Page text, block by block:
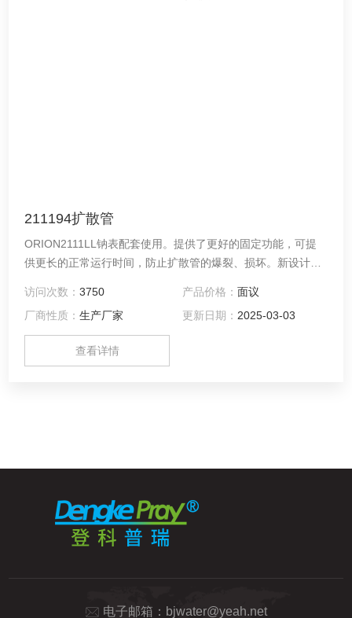
211194扩散管
ORION2111LL钠表配套使用。提供了更好的固定功能，可提
供更长的正常运行时间，防止扩散管的爆裂、损坏。新设计的
新型设计为悬挂于试剂上方，这样可以减少试剂消耗，节省您
的宝贵时间，防止试剂的浪费。
访问次数：3750 产品价格： 面议
厂商性质：生产厂家 更新日期： 2025-03-03
查看详情
电子邮箱： bjwater@yeah.net